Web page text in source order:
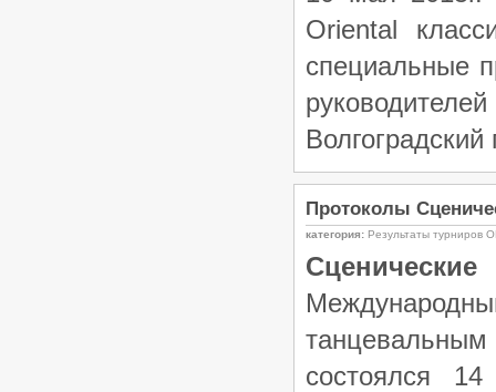
Oriental
специальные
Протоколы
категория: Результаты турниров
состоялся